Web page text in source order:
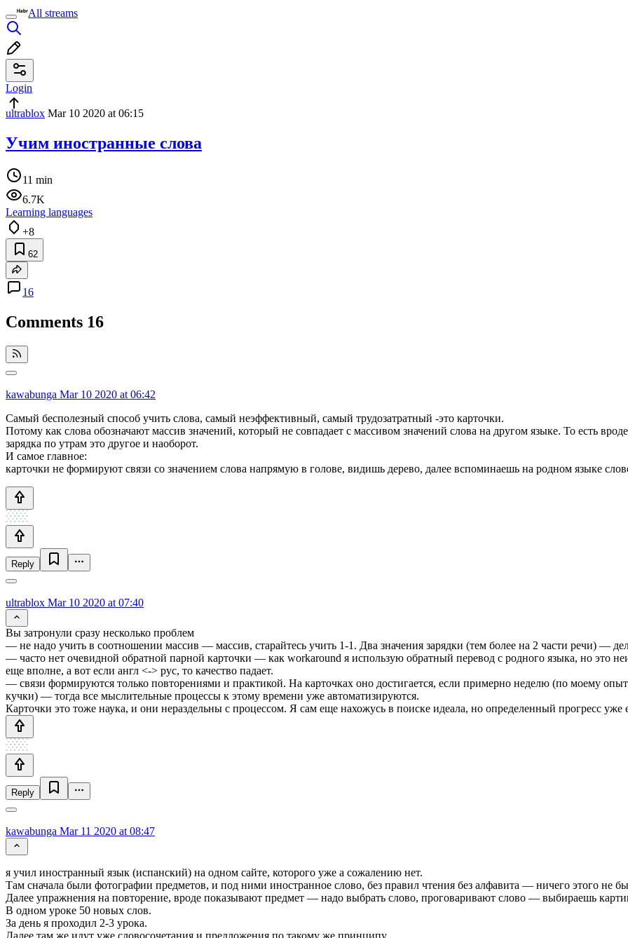
All streams
Login
ultrablox Mar 10 2020 at 06:15
Учим иностранные слова
11 min
6.7K
Learning languages
+8
62
16
Comments 16
kawabunga Mar 10 2020 at 06:42
Самый бесполезный способ учить слова, самый неэффективный, самый трудозатратный -это карточки.
Потому как слова обозначают массив значений, который не совпадает с массивом значений слова на другом языке. То есть
зарядка по утрам это другое и наоборот.
И самое главное:
карточки не формируют связи со значением слова напрямую в голове, видишь дерево, далее вспоминаешь на родном языке
Reply
ultrablox Mar 10 2020 at 07:40
Вы затронули сразу несколько проблем
— не надо учить в соотношении массив — массив, старайтесь учить 1-1. Два значения зарядки (тем более на 2 части речи) —
— часто нет очевидной обратной парной карточки — как workaround я использую обратный перевод с родного языка, но это
еще вполне, а вот если англ <-> рус, то качество падает.
— связи формируются только повторениями и практикой. На карточках оно достигается, если примерно неделю (по моему
кучки) — тогда все мыслительные процессы к этому времени уже автоматизируются.
Карточки это тоже наука, и они нераздельны с процессом. Я сам еще нахожусь в поиске идеала, но определенный прогресс уже
Reply
kawabunga Mar 11 2020 at 08:47
я учил иностранный язык (испанский) на одном сайте, которого уже а сожалению нет.
Там сначала были фотографии предметов, и под ними иностранное слово, без правил чтения без алфавита — ничего этого не
Далее упражнения на повторение, вроде показывают предмет — надо выбрать слово, проговаривают слово — выбираешь
В одном уроке 50 новых слов.
За день я проходил 2-3 урока.
Далее там же идут уже словосочетания и предложения по такому же принципу.